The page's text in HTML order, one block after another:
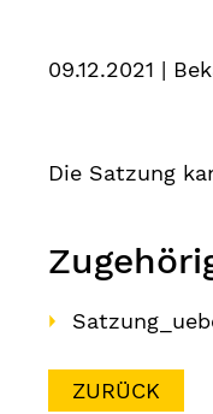
09.12.2021 |
Die Satzung
ZURÜCK